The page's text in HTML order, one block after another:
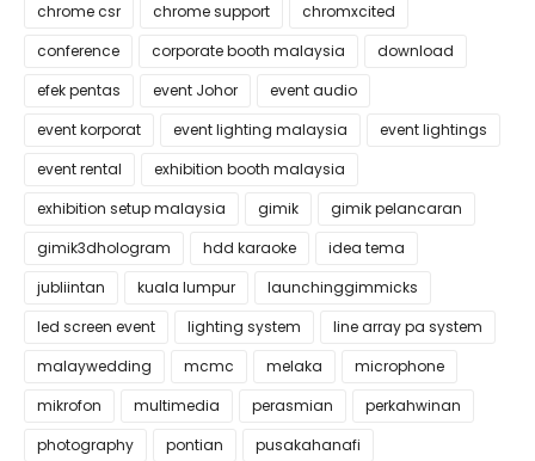
chrome csr
chrome support
chromxcited
conference
corporate booth malaysia
download
efek pentas
event Johor
event audio
event korporat
event lighting malaysia
event lightings
event rental
exhibition booth malaysia
exhibition setup malaysia
gimik
gimik pelancaran
gimik3dhologram
hdd karaoke
idea tema
jubliintan
kuala lumpur
launchinggimmicks
led screen event
lighting system
line array pa system
malaywedding
mcmc melaka
microphone
mikrofon
multimedia perasmian
perkahwinan
photography
pontian
pusakahanafi